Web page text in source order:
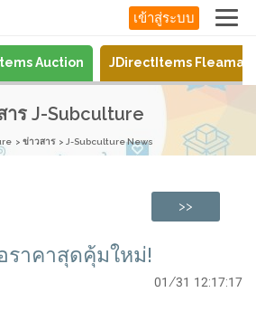
เข้าสู่ระบบ
Auction JDirectItems
าร J-Subculture
ข่าวสาร J-Subculture News
>>
ราคาสุดคุ้มใหม่!
01/31 12:17:17